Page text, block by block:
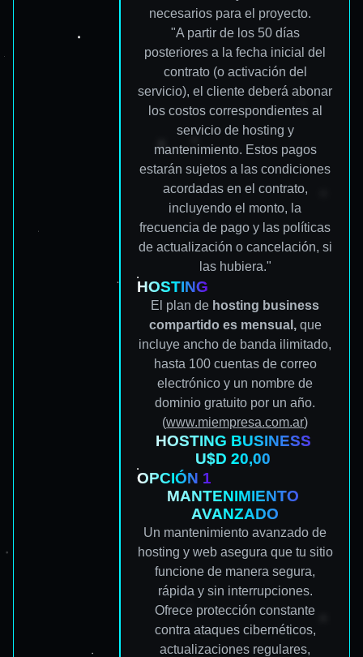
necesarios para el proyecto.
"A partir de los 50 días
posteriores a la fecha inicial del
contrato (o activación del
servicio), el cliente deberá abonar
los costos correspondientes al
servicio de hosting y
mantenimiento. Estos pagos
estarán sujetos a las condiciones
acordadas en el contrato,
incluyendo el monto, la
frecuencia de pago y las políticas
de actualización o cancelación, si
las hubiera."
HOSTING
El plan de hosting business
compartido es mensual, que
incluye ancho de banda ilimitado,
hasta 100 cuentas de correo
electrónico y un nombre de
dominio gratuito por un año.
(www.miempresa.com.ar)
HOSTING BUSINESS
U$D 20,00
OPCIÓN 1
MANTENIMIENTO
AVANZADO
Un mantenimiento avanzado de
hosting y web asegura que tu sitio
funcione de manera segura,
rápida y sin interrupciones.
Ofrece protección constante
contra ataques cibernéticos,
actualizaciones regulares,